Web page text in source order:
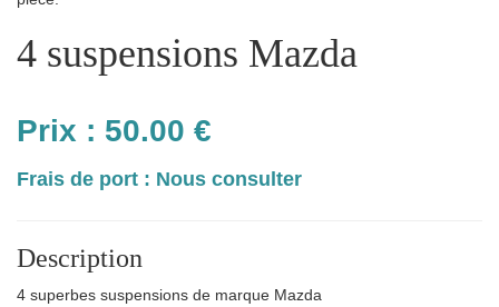
4 suspensions Mazda
Prix : 50.00 €
Frais de port : Nous consulter
Description
4 superbes suspensions de marque Mazda